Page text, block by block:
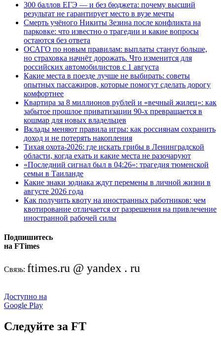
300 баллов ЕГЭ — и без бюджета: почему высший
результат не гарантирует место в вузе мечты
Смерть учёного Никиты Зезина после конфликта на
парковке: что известно о трагедии и какие вопросы
остаются без ответа
ОСАГО по новым правилам: выплаты станут больше,
но страховка начнёт дорожать. Что изменится для
российских автомобилистов с 1 августа
Какие места в поезде лучше не выбирать: советы
опытных пассажиров, которые помогут сделать дорогу
комфортнее
Квартира за 8 миллионов рублей и «вечный жилец»: как
забытое прошлое приватизации 90-х превращается в
кошмар для новых владельцев
Вклады меняют правила игры: как россиянам сохранить
доход и не потерять накопления
Тихая охота-2026: где искать грибы в Ленинградской
области, когда ехать и какие места не разочаруют
«Последний сигнал был в 04:26»: трагедия тюменской
семьи в Таиланде
Какие знаки зодиака ждут перемены в личной жизни в
августе 2026 года
Как получить квоту на иностранных работников: чем
квотирование отличается от разрешения на привлечение
иностранной рабочей силы
Подпишитесь
на FTimes
Связь: ftimes.ru @ yandex . ru
Доступно на
Google Play
Следуйте за FT